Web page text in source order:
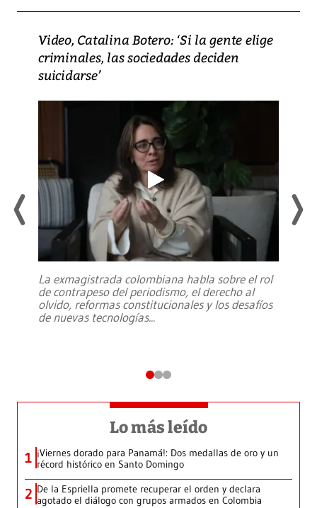
Video, Catalina Botero: ‘Si la gente elige
criminales, las sociedades deciden
suicidarse’
La exmagistrada colombiana habla sobre el rol
de contrapeso del periodismo, el derecho al
olvido, reformas constitucionales y los desafíos
de nuevas tecnologías...
Lo más leído
1 ¡Viernes dorado para Panamá!: Dos medallas de oro y un
récord histórico en Santo Domingo
2 De la Espriella promete recuperar el orden y declara
agotado el diálogo con grupos armados en Colombia